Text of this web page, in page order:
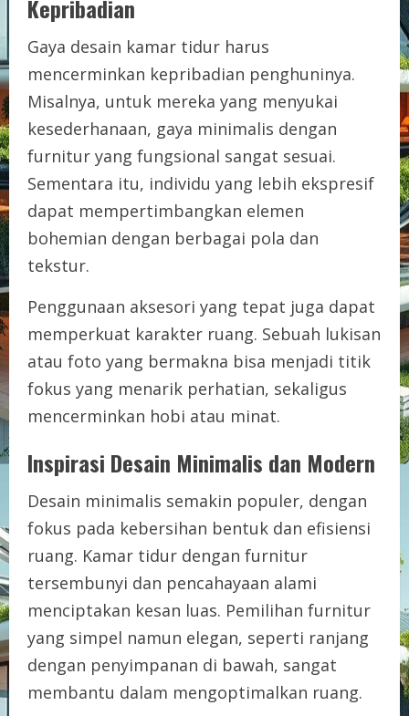
Kepribadian
Gaya desain kamar tidur harus
mencerminkan kepribadian penghuninya.
Misalnya, untuk mereka yang menyukai
kesederhanaan, gaya minimalis dengan
furnitur yang fungsional sangat sesuai.
Sementara itu, individu yang lebih ekspresif
dapat mempertimbangkan elemen
bohemian dengan berbagai pola dan
tekstur.
Penggunaan aksesori yang tepat juga dapat
memperkuat karakter ruang. Sebuah lukisan
atau foto yang bermakna bisa menjadi titik
fokus yang menarik perhatian, sekaligus
mencerminkan hobi atau minat.
Inspirasi Desain Minimalis dan Modern
Desain minimalis semakin populer, dengan
fokus pada kebersihan bentuk dan efisiensi
ruang. Kamar tidur dengan furnitur
tersembunyi dan pencahayaan alami
menciptakan kesan luas. Pemilihan furnitur
yang simpel namun elegan, seperti ranjang
dengan penyimpanan di bawah, sangat
membantu dalam mengoptimalkan ruang.